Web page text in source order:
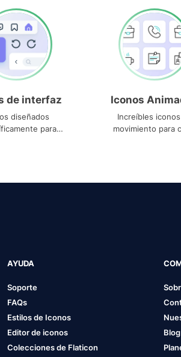
de interfaz
diseñados
para
Iconos
Increíbles
movimiento para
AYUDA
Soporte
FAQs
Estilos de Iconos
Editor de iconos
Colecciones de Flaticon
Blog